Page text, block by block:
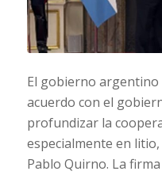
El gobierno
acuerdo con el
profundizar la
especialmente en
Pablo Quirno. La